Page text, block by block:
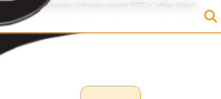
SQL Error: Invalid query: Unknown column 'ECO' in 'where clause'